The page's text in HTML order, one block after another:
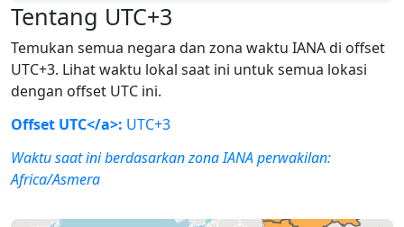
Tentang UTC+3
Temukan semua negara dan zona waktu IANA di offset
UTC+3. Lihat waktu lokal saat ini untuk semua lokasi
dengan offset UTC ini.
Offset UTC</a>: UTC+3
Waktu saat ini berdasarkan zona IANA perwakilan:
Africa/Asmera